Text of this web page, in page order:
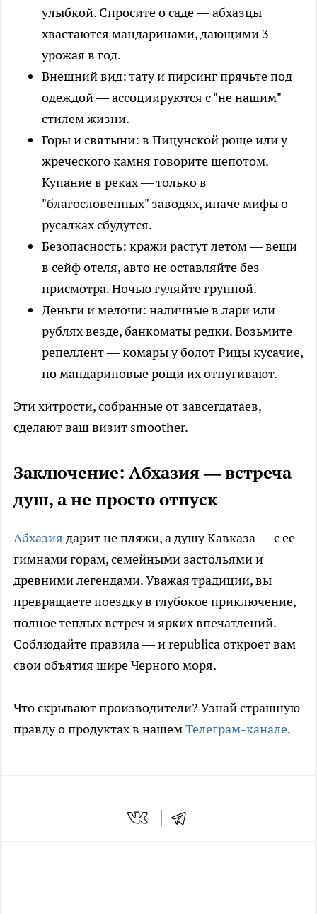
улыбкой. Спросите о саде — абхазцы
хвастаются мандаринами, дающими 3
урожая в год.
Внешний вид: тату и пирсинг прячьте под
одеждой — ассоциируются с "не нашим"
стилем жизни.
Горы и святыни: в Пицунской роще или у
жреческого камня говорите шепотом.
Купание в реках — только в
"благословенных" заводях, иначе мифы о
русалках сбудутся.
Безопасность: кражи растут летом — вещи
в сейф отеля, авто не оставляйте без
присмотра. Ночью гуляйте группой.
Деньги и мелочи: наличные в лари или
рублях везде, банкоматы редки. Возьмите
репеллент — комары у болот Рицы кусачие,
но мандариновые рощи их отпугивают.
Эти хитрости, собранные от завсегдатаев,
сделают ваш визит smoother.
Заключение: Абхазия — встреча
душ, а не просто отпуск
Абхазия дарит не пляжи, а душу Кавказа — с ее
гимнами горам, семейными застольями и
древними легендами. Уважая традиции, вы
превращаете поездку в глубокое приключение,
полное теплых встреч и ярких впечатлений.
Соблюдайте правила — и republica откроет вам
свои объятия шире Черного моря.
Что скрывают производители? Узнай страшную
правду о продуктах в нашемТелеграм-канале.